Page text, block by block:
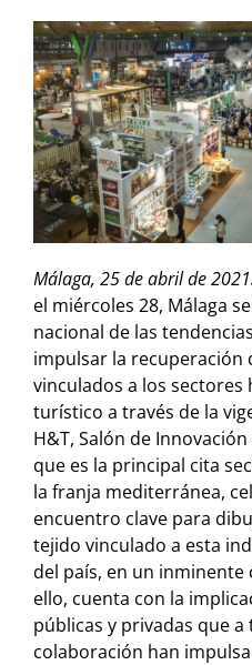
Málaga, 25 de abril de 2021
el miércoles 28, Málaga
nacional de las
impulsar la recuperación
vinculados a los
turístico a través de la
H&T, Salón de
que es la principal cita
la franja mediterránea,
encuentro clave para
tejido vinculado a esta
del país, en un inminente
ello, cuenta con la
públicas y privadas que
colaboración han